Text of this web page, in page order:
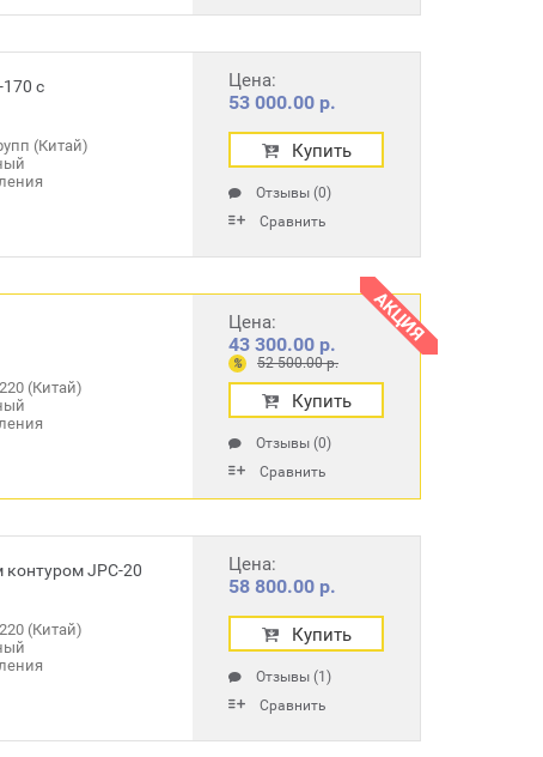
с
(Китай)
Цена:
53 000.00 р.
Купить
Отзывы (0)
Сравнить
АКЦИЯ
(Китай)
Цена:
43 300.00 р.
% 52 500.00 р.
Купить
Отзывы (0)
Сравнить
JPC-20
(Китай)
Цена:
58 800.00 р.
Купить
Отзывы (1)
Сравнить